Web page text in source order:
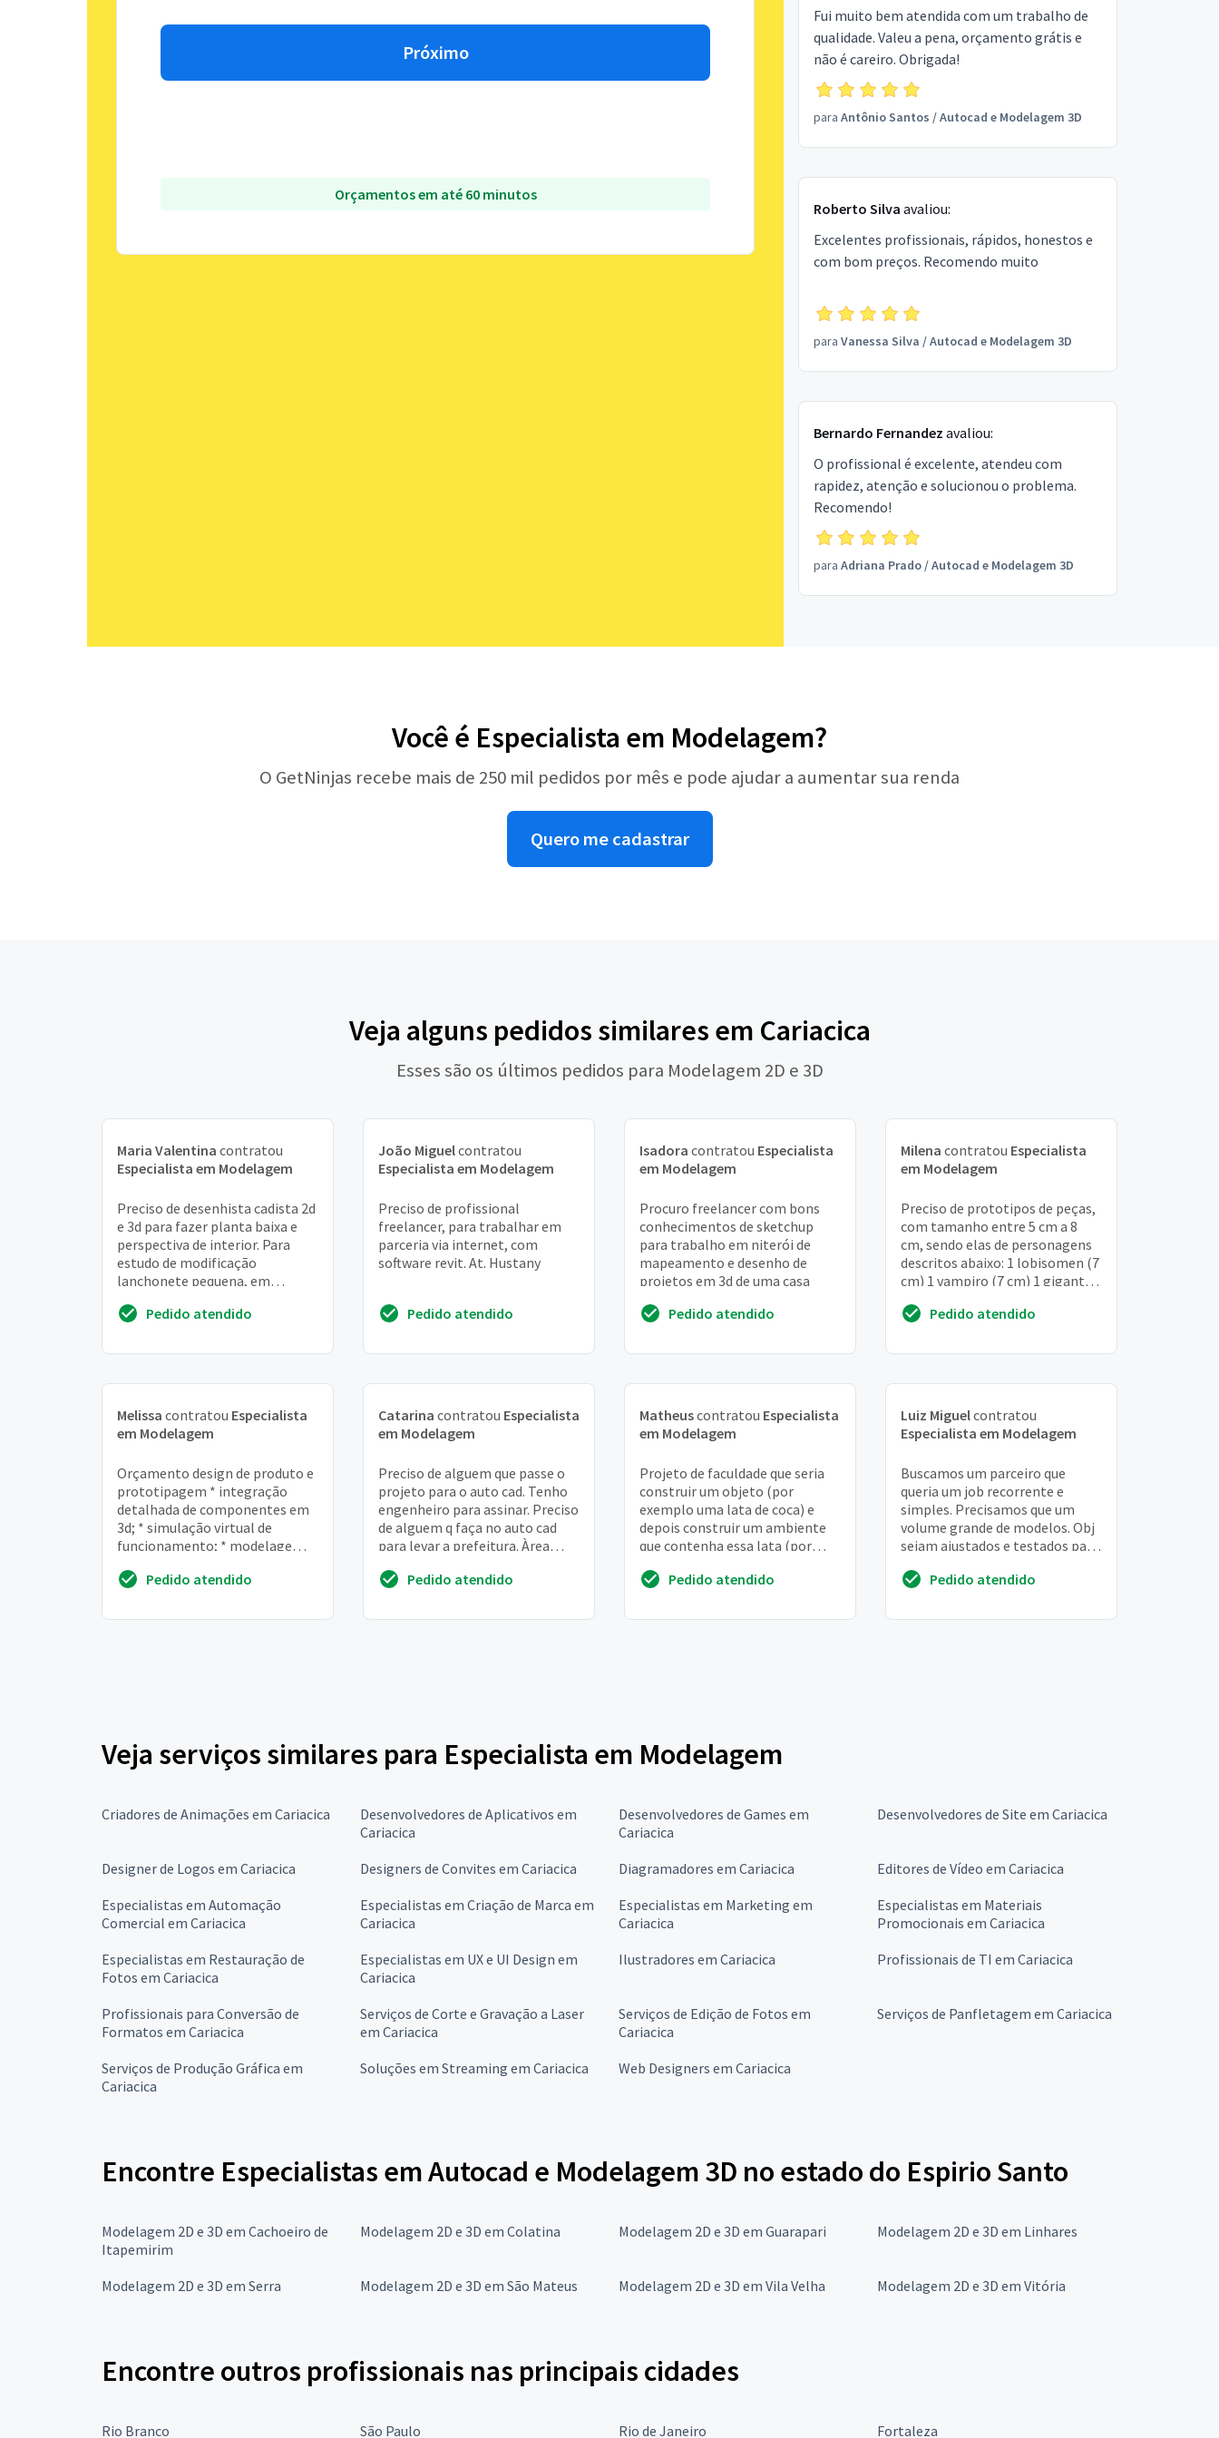
Próximo
Orçamentos em até 60 minutos
Fui muito bem atendida com um trabalho de
qualidade. Valeu a pena, orçamento grátis e
não é careiro. Obrigada!
para Antônio Santos /Autocad e Modelagem 3D
Roberto Silva avaliou:
Excelentes profissionais, rápidos, honestos e
com bom preços. Recomendo muito
para Vanessa Silva /Autocad e Modelagem 3D
Bernardo Fernandez avaliou:
O profissional é excelente, atendeu com
rapidez, atenção e solucionou o problema.
Recomendo!
para Adriana Prado/Autocad e Modelagem 3D
Você é Especialista em Modelagem?
O GetNinjas recebe mais de 250 mil pedidos por mês e pode ajudar a aumentar sua renda
Quero me cadastrar
Veja alguns pedidos similares em Cariacica
Esses são os últimos pedidos para Modelagem 2D e 3D
Maria Valentina contratou
Especialista em Modelagem
Preciso de desenhista cadista 2d
e 3d para fazer planta baixa e
perspectiva de interior. Para
estudo de modificação
lanchonete pequena, em
saber valoresconbrad...
Pedido atendido
João Miguelcontratou
Especialista em Modelagem
Preciso de profissional
freelancer, para trabalhar em
parceria via internet, com
software revit. At. Hustany
Pedido atendido
Isadora contratou Especialista
em Modelagem
Procuro freelancer com bons
conhecimentos de sketchup
para trabalho em niterói de
mapeamento e desenho de
projetos em 3d de uma casa
Pedido atendido
Milena contratou Especialista
em Modelagem
Preciso de prototipos de peças,
com tamanho entre 5 cm a 8
cm, sendo elas de personagens
descritos abaixo: 1 lobisomen (7
cm) 1 vampiro (7 cm) 1 gigante
(6,... Pedido atendido
Melissa contratou Especialista
em Modelagem
Orçamento design de produto e
prototipagem * integração
detalhada de componentes em
3d; * simulação virtual de
funcionamento; * modelagem
desenhos artísticos...
Pedido atendido
Catarina contratou Especialista
em Modelagem
Preciso de alguem que passe o
projeto para o auto cad. Tenho
engenheiro para assinar. Preciso
de alguem q faça no auto cad
para levar a prefeitura. Àrea
80m2)...Pedido atendido
Matheuscontratou Especialista
em Modelagem
Projeto de faculdade que seria
construir um objeto (por
exemplo uma lata de coca) e
depois construir um ambiente
que contenha essa lata (por
com a latinha)
Pedido atendido
Luiz Miguelcontratou
Especialista em Modelagem
Buscamos um parceiro que
queria um job recorrente e
simples. Precisamos que um
volume grande de modelos. Obj
sejam ajustados e testados para
realidade aumentada...
Pedido atendido
Veja serviços similares para Especialista em Modelagem
Criadores de Animações em Cariacica
Desenvolvedores de Aplicativos em
Cariacica
Desenvolvedores de Games em
Cariacica
Desenvolvedores de Site em Cariacica
Designer de Logos em Cariacica Designers de Convites em Cariacica Diagramadores em Cariacica
Editores de Vídeo em Cariacica
Especialistas em Automação
Comercial em Cariacica
Especialistas em Criação de Marca em
Cariacica
Especialistas em Marketing em
Cariacica
Especialistas em Materiais
Promocionais em Cariacica
Especialistas em Restauração de
Fotos em Cariacica
Especialistas em UX e UI Design em
Cariacica
Ilustradores em Cariacica Profissionais de TI em Cariacica
Profissionais para Conversão de
Formatos em Cariacica
Serviços de Corte e Gravação a Laser
em Cariacica
Serviços de Edição de Fotos em
Cariacica
Serviços de Panfletagem em Cariacica
Serviços de Produção Gráfica em
Cariacica
Soluções em Streaming em Cariacica Web Designers em Cariacica
Encontre Especialistas em Autocad e Modelagem 3D no estado do Espirio Santo
Modelagem 2D e 3D em Cachoeiro de
Itapemirim
Modelagem 2D e 3D em Colatina Modelagem 2D e 3D em Guarapari Modelagem 2D e 3D em Linhares
Modelagem 2D e 3D em Serra Modelagem 2D e 3D em São Mateus Modelagem 2D e 3D em Vila Velha Modelagem 2D e 3D em Vitória
Encontre outros profissionais nas principais cidades
Rio Branco São Paulo Rio de Janeiro Fortaleza